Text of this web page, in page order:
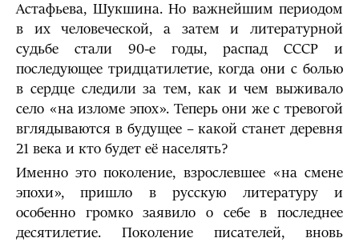
Астафьева, Шукшина. Но важнейшим периодом
в их человеческой, а затем и литературной
судьбе стали 90-е годы, распад СССР и
последующее тридцатилетие, когда они с болью
в сердце следили за тем, как и чем выживало
село «на изломе эпох». Теперь они же с тревогой
вглядываются в будущее – какой станет деревня
21 века и кто будет её населять?
Именно это поколение, взрослевшее «на смене
эпохи», пришло в русскую литературу и
особенно громко заявило о себе в последнее
десятилетие. Поколение писателей, вновь